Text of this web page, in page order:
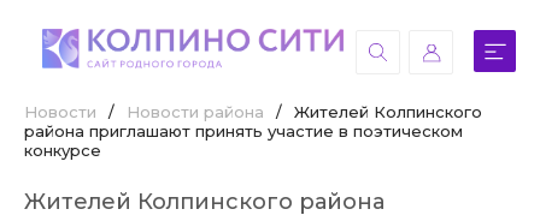
Новости / Новости района /
Жителей Колпинского
района приглашают принять участие в поэтическом
конкурсе
Жителей Колпинского района